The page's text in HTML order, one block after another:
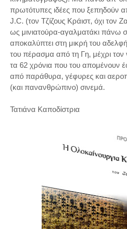
πρωτότυπες ιδέες που ξεπηδούν
J.C. (τον Τζίζους Κράιστ, όχι τον
ως μινιατούρα-αγαλματάκι πάνω
αποκαλύπτει στη μικρή του
του πέρασμα από τη Γη, μέχρι τον
τα 62 χρόνια που του απομένουν
από παράθυρα, γέφυρες και
(και πανανθρώπινο) σινεμά.
Τατιάνα Καποδίστρια